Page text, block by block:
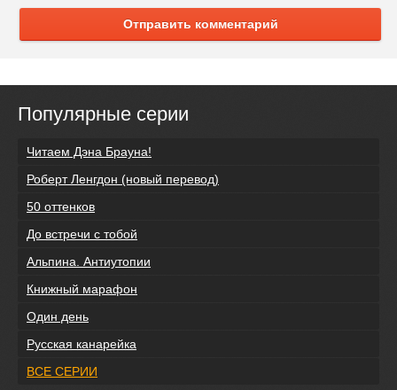
Отправить комментарий
Популярные серии
Читаем Дэна Брауна!
Роберт Ленгдон (новый перевод)
50 оттенков
До встречи с тобой
Альпина. Антиутопии
Книжный марафон
Один день
Русская канарейка
ВСЕ СЕРИИ